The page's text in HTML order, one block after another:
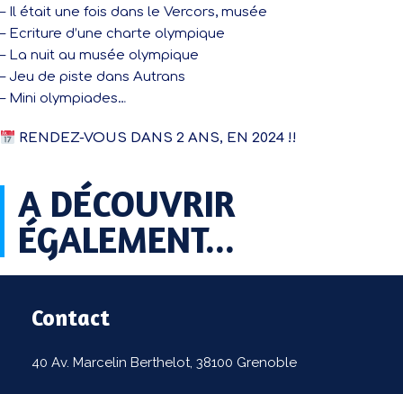
– Il était une fois dans le Vercors, musée
– Ecriture d’une charte olympique
– La nuit au musée olympique
– Jeu de piste dans Autrans
– Mini olympiades…
RENDEZ-VOUS DANS 2 ANS, EN 2024 !!
A DÉCOUVRIR
ÉGALEMENT...​
Contact
40 Av. Marcelin Berthelot, 38100 Grenoble